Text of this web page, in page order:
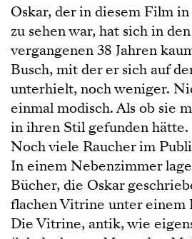
Oskar, der in diesem Film
zu sehen war, hat sich in
vergangenen 38 Jahren
Busch, mit der er sich auf
unterhielt, noch weniger.
einmal modisch. Als ob sie
in ihren Stil gefunden hätte.
Noch viele Raucher im
In einem Nebenzimmer
Bücher, die Oskar
flachen Vitrine unter einem
Die Vitrine, antik, wie